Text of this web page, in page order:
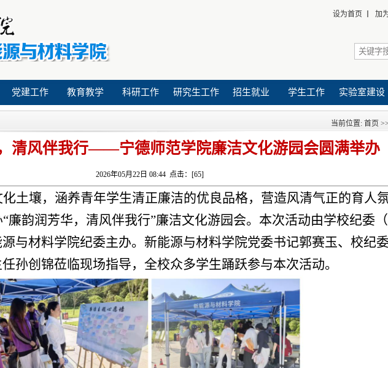
设为首页 加
党建工作 教育教学 科研工作 研究生工作 招生就业 学生工作 实验室建设
当前位置: 首页 >>
清风伴我行——宁德师范学院廉洁文化游园会圆满举办
2026年05月22日 08:44 点击：[65]
土壤，涵养青年学生清正廉洁的优良品格，营造风清气正的育人氛
廉韵润芳华，清风伴我行”廉洁文化游园会。本次活动由学校纪委
与材料学院纪委主办。新能源与材料学院党委书记郭赛玉、校纪
孙创锦莅临现场指导，全校众多学生踊跃参与本次活动。